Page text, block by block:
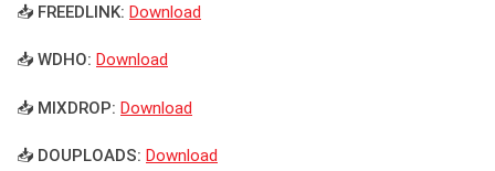
📥 FREEDLINK: Download
📥 WDHO: Download
📥 MIXDROP: Download
📥 DOUPLOADS: Download